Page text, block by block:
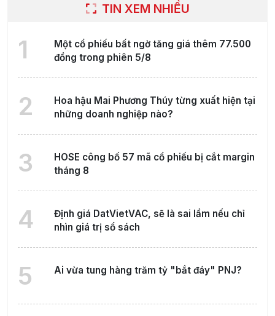
TIN XEM NHIỀU
1
Một cổ phiếu bất ngờ tăng giá thêm 77.500
đồng trong phiên 5/8
2
Hoa hậu Mai Phương Thúy từng xuất hiện tại
những doanh nghiệp nào?
3
HOSE công bố 57 mã cổ phiếu bị cắt margin
tháng 8
4
Định giá DatVietVAC, sẽ là sai lầm nếu chỉ
nhìn giá trị sổ sách
5 Ai vừa tung hàng trăm tỷ "bắt đáy" PNJ?